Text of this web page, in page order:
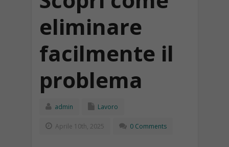
eliminare
facilmente il
problema
admin Lavoro
Aprile 10th, 2025 0 Comments